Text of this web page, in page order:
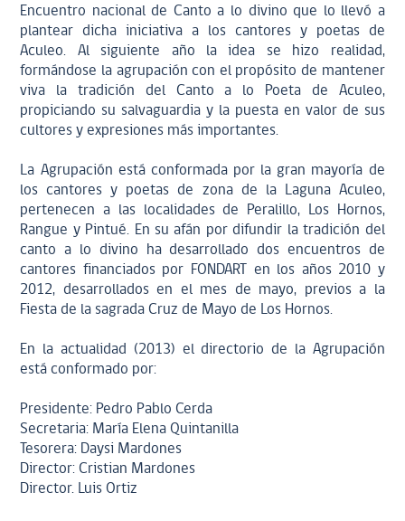
Encuentro nacional de Canto a lo divino que lo llevó a
plantear dicha iniciativa a los cantores y poetas de
Aculeo. Al siguiente año la idea se hizo realidad,
formándose la agrupación con el propósito de mantener
viva la tradición del Canto a lo Poeta de Aculeo,
propiciando su salvaguardia y la puesta en valor de sus
cultores y expresiones más importantes.
La Agrupación está conformada por la gran mayoría de
los cantores y poetas de zona de la Laguna Aculeo,
pertenecen a las localidades de Peralillo, Los Hornos,
Rangue y Pintué. En su afán por difundir la tradición del
canto a lo divino ha desarrollado dos encuentros de
cantores financiados por FONDART en los años 2010 y
2012, desarrollados en el mes de mayo, previos a la
Fiesta de la sagrada Cruz de Mayo de Los Hornos.
En la actualidad (2013) el directorio de la Agrupación
está conformado por:
Presidente: Pedro Pablo Cerda
Secretaria: María Elena Quintanilla
Tesorera: Daysi Mardones
Director: Cristian Mardones
Director. Luis Ortiz